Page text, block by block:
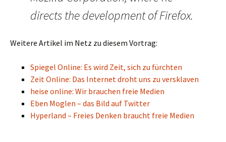
directs the development of Firefox.
Weitere Artikel im Netz zu diesem Vortrag:
Spiegel Online: Es wird Zeit, sich zu fürchten
Zeit Online: Das Internet droht uns zu versklaven
heise online: Wir brauchen freie Medien
Eben Moglen – das Bild auf Twitter
Hyperland – Freies Denken braucht freie Medien